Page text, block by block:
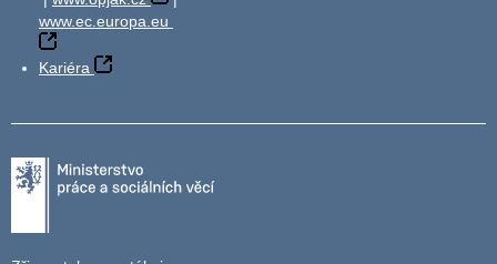
www.ec.europa.eu
Kariéra